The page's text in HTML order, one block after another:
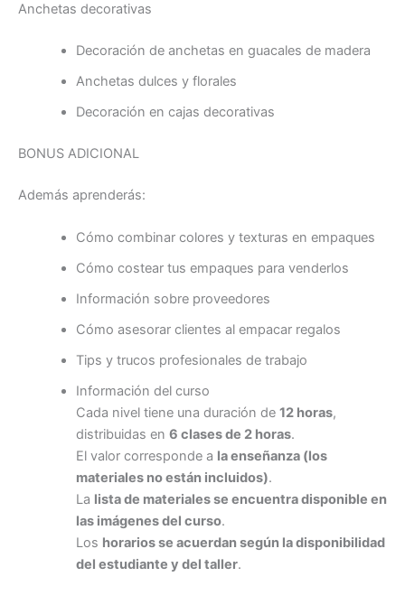
Anchetas decorativas
Decoración de anchetas en guacales de madera
Anchetas dulces y florales
Decoración en cajas decorativas
BONUS ADICIONAL
Además aprenderás:
Cómo combinar colores y texturas en empaques
Cómo costear tus empaques para venderlos
Información sobre proveedores
Cómo asesorar clientes al empacar regalos
Tips y trucos profesionales de trabajo
Información del curso
Cada nivel tiene una duración de 12 horas,
distribuidas en 6 clases de 2 horas.
El valor corresponde a la enseñanza (los
materiales no están incluidos).
La lista de materiales se encuentra disponible en
las imágenes del curso.
Los horarios se acuerdan según la disponibilidad
del estudiante y del taller.